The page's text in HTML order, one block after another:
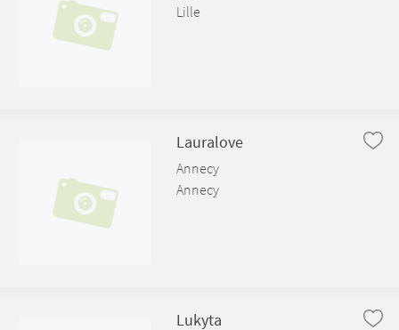
Lille
Lauralove
Annecy
Annecy
Lukyta